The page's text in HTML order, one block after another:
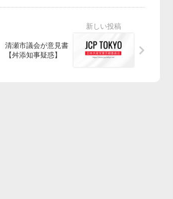
清瀬市議会が意見書
【舛添知事疑惑】